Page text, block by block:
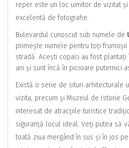
reper este un loc uimitor de vizitat
excelentă de fotografie.
Bulevardul cunoscut sub numele de
primește numele pentru toți
stradă. Acești copaci au fost
ani și sunt încă în picioare puternici
Există o serie de situri arhitecturale
vizita, precum și Muzeul de Istorie
interesat de atracțiile turistice
siguranță locul ideal. Veți putea să
toată ziua mergând în sus și în jos